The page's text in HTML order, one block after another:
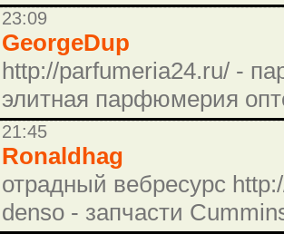
23:09
GeorgeDup
http://parfumeria24.ru/ -
элитная парфюмерия
21:45
Ronaldhag
отрадный вебресурс
denso - запчасти